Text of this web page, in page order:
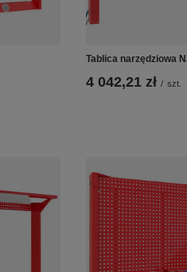
Tablica narzędziowa
4 042,21 zł / szt.